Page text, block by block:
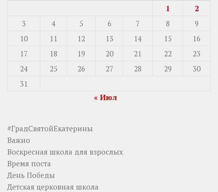
1
2
3
4 5 6 7 8
9
10
11 12 13 14 15
16
17
18 19 20 21 22
23
24
25 26 27 28 29
30
31
« Июл
#ГрадСвятойЕкатерины
Важно
Воскресная школа для взрослых
Время поста
День Победы
Детская церковная школа